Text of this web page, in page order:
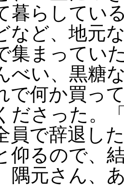
暮らしてい
など、地元
集まってい
べい、黒糖
で何か買っ
ださった。
員で辞退し
仰るので、
隅元さん、